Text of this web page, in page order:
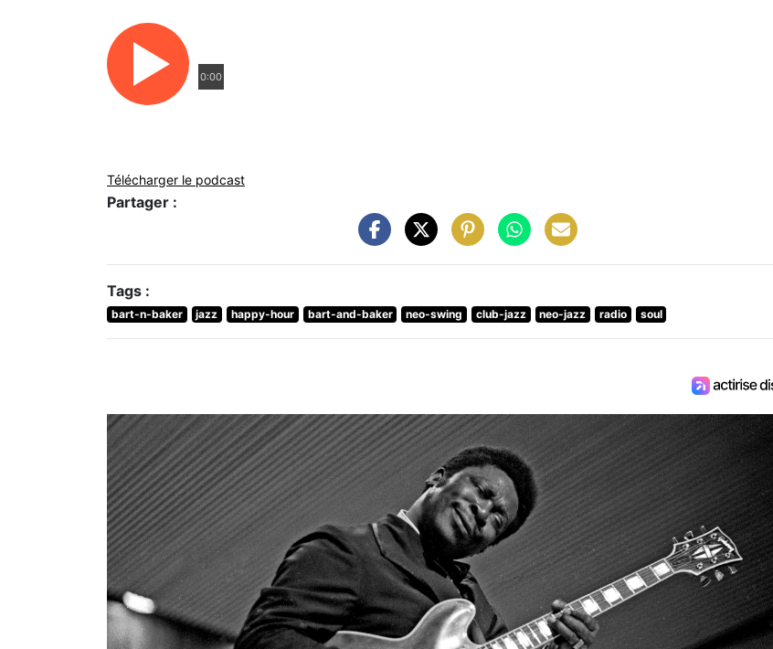
0:00
Télécharger le podcast
Partager :
Tags :
bart-n-baker jazz happy-hour bart-and-baker neo-swing club-jazz neo-jazz radio soul